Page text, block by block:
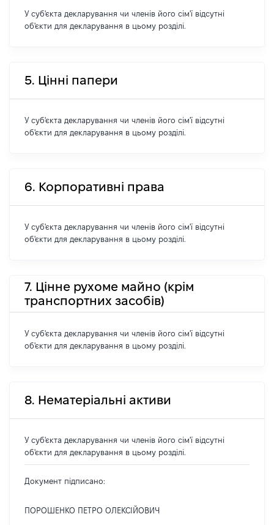
У суб'єкта декларування чи членів його сім'ї відсутні
об'єкти для декларування в цьому розділі.
5. Цінні папери
У суб'єкта декларування чи членів його сім'ї відсутні
об'єкти для декларування в цьому розділі.
6. Корпоративні права
У суб'єкта декларування чи членів його сім'ї відсутні
об'єкти для декларування в цьому розділі.
7. Цінне рухоме майно (крім
транспортних засобів)
У суб'єкта декларування чи членів його сім'ї відсутні
об'єкти для декларування в цьому розділі.
8. Нематеріальні активи
У суб'єкта декларування чи членів його сім'ї відсутні
об'єкти для декларування в цьому розділі.
Документ підписано:
ПОРОШЕНКО ПЕТРО ОЛЕКСІЙОВИЧ